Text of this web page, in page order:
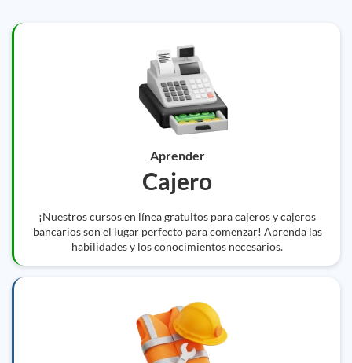
Aprender
Cajero
¡Nuestros cursos en línea gratuitos para cajeros y cajeros
bancarios son el lugar perfecto para comenzar! Aprenda las
habilidades y los conocimientos necesarios.